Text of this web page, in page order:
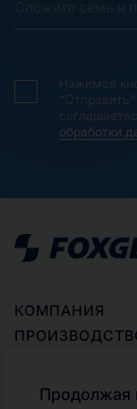
Нажимая
обработки
КОМПАНИЯ
ГДЕ КУПИТЬ
Продолжая